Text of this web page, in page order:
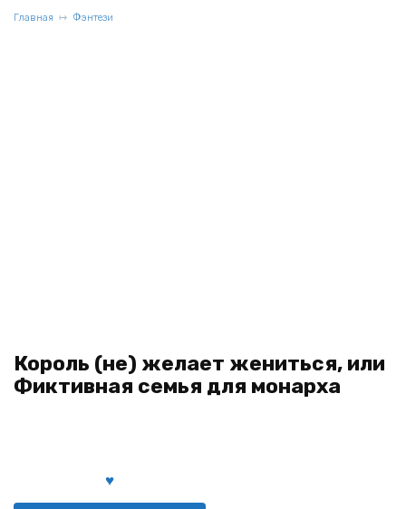
Главная Фэнтези
Король (не) желает жениться, или
Фиктивная семья для монарха